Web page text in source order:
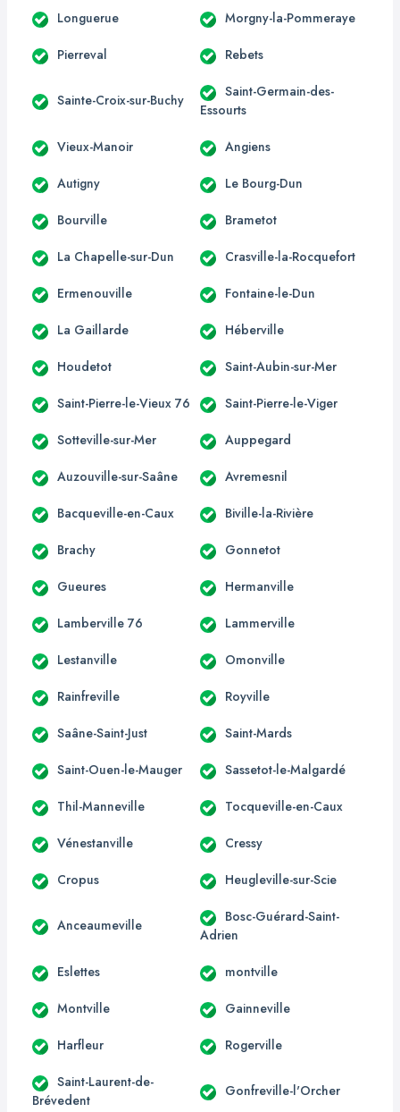
Longuerue Morgny-la-Pommeraye
Pierreval Rebets
Sainte-Croix-sur-Buchy
Saint-Germain-des-
Essourts
Vieux-Manoir Angiens
Autigny Le Bourg-Dun
Bourville Brametot
La Chapelle-sur-Dun Crasville-la-Rocquefort
Ermenouville Fontaine-le-Dun
La Gaillarde Héberville
Houdetot Saint-Aubin-sur-Mer
Saint-Pierre-le-Vieux 76 Saint-Pierre-le-Viger
Sotteville-sur-Mer Auppegard
Auzouville-sur-Saâne Avremesnil
Bacqueville-en-Caux Biville-la-Rivière
Brachy Gonnetot
Gueures Hermanville
Lamberville 76 Lammerville
Lestanville Omonville
Rainfreville Royville
Saâne-Saint-Just Saint-Mards
Saint-Ouen-le-Mauger Sassetot-le-Malgardé
Thil-Manneville Tocqueville-en-Caux
Vénestanville Cressy
Cropus Heugleville-sur-Scie
Anceaumeville
Bosc-Guérard-Saint-
Adrien
Eslettes montville
Montville Gainneville
Harfleur Rogerville
Saint-Laurent-de-
Brévedent
Gonfreville-l'Orcher